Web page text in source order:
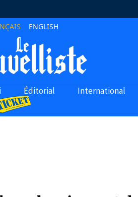
ENGLISH
Éditorial International